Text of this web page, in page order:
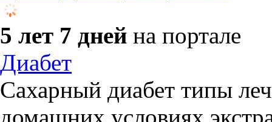
5 лет 7 дней на портале
Диабет
Сахарный диабет типы